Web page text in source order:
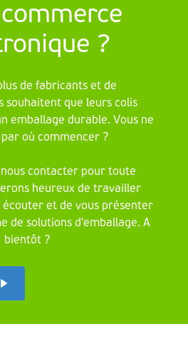
?
de fabricants et de
souhaitent que leurs colis
emballage durable. Vous ne
par où commencer ?
nous contacter pour toute
heureux de travailler
écouter et de vous présenter
de solutions d'emballage. A
bientôt ?